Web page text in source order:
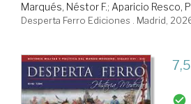
Marqués, Néstor F.; Aparicio Resco,
Desperta Ferro Ediciones . Madrid,